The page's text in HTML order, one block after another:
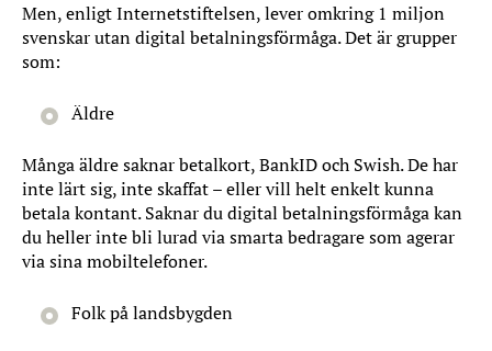
Men, enligt Internetstiftelsen, lever omkring 1 miljon
svenskar utan digital betalningsförmåga. Det är grupper
som:
Äldre
Många äldre saknar betalkort, BankID och Swish. De har
inte lärt sig, inte skaffat – eller vill helt enkelt kunna
betala kontant. Saknar du digital betalningsförmåga kan
du heller inte bli lurad via smarta bedragare som agerar
via sina mobiltelefoner.
Folk på landsbygden